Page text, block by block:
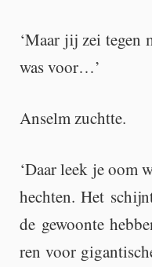
‘Maar jij zei tegen
was voor…’
An­selm zucht­te.
‘Daar leek je oom
hech­ten. Het
de ge­woon­te
ren voor